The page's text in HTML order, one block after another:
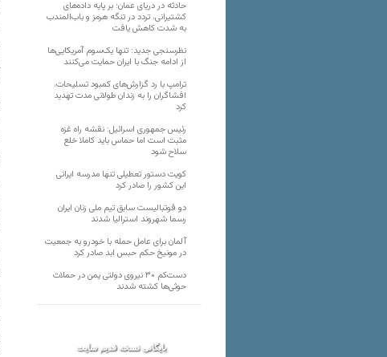
حادثه در دریای عمان؛ بر پایه داده‌های
کشتیرانی، تردد در تنگه هرمز و باب‌المندب
به شدت کاهش یافت
نظرسنجی جدید: تنها یک‌سوم آمریکایی‌ها
از ادامه جنگ با ایران حمایت می‌کنند
ترامپ با رد گزارش‌های کمبود تسلیحات،
افشاگران را به زندان طولانی مدت تهدید
کرد
رئیس‌ جمهوری اسرائیل: نقشه راه غزه
مثبت است اما حماس باید کاملا خلع
سلاح شود
کویت دستور تعطیلی تنها مدرسه ایرانی
این کشور را صادر کرد
دو فوتبالیست سابق تیم ملی زنان ایران
رسما شهروند استرالیا شدند
آلمان برای عامل حمله با خودرو به جمعیت
در مونیخ حکم حبس ابد صادر کرد
دست‌کم ۳۰ نیروی دولتی یمن در حملات
حوثی‌ها کشته شدند
بایگانی نسخه قدیم سایت